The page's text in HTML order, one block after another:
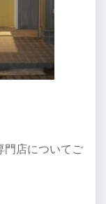
門店についてご